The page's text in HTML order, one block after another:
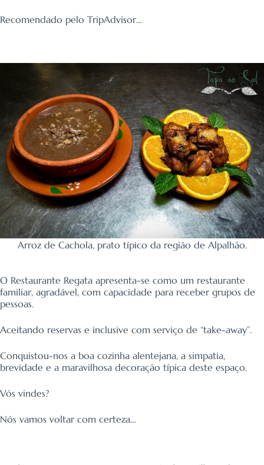
Recomendado pelo TripAdvisor…
Arroz de Cachola, prato típico da região de Alpalhão.
O Restaurante Regata apresenta-se como um restaurante
familiar, agradável, com capacidade para receber grupos de
pessoas.
Aceitando reservas e inclusive com serviço de “take-away”.
Conquistou-nos a boa cozinha alentejana, a simpatia,
brevidade e a maravilhosa decoração típica deste espaço.
Vós vindes?
Nós vamos voltar com certeza…